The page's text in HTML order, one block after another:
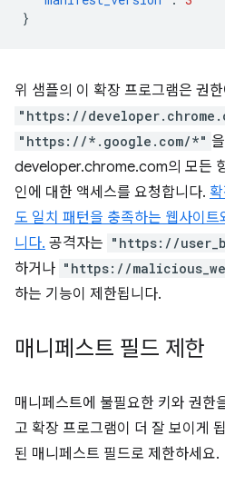
}
위 샘플의 이 확장 프로그램은 권한
"https://
"https://*.google.com/*"
developer.chrome.com의 모든
인에 대한 액세스를 요청합니다.
도 일치 패턴을 충족하는 웹사이
니다. 공격자는 "https://
하거나 "https://
하는 기능이 제한됩니다.
매니페스트 필드 제한
매니페스트에 불필요한 키와 권한
고 확장 프로그램이 더 잘 보이게
된 매니페스트 필드로 제한하세요.